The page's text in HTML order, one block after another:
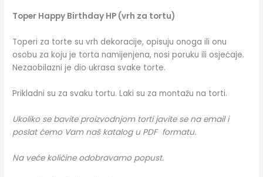
Toper Happy Birthday HP (vrh za tortu)
Toperi za torte su vrh dekoracije, opisuju onoga ili onu
osobu za koju je torta namijenjena, nosi poruku ili osjećaje.
Nezaobilazni je dio ukrasa svake torte.
Prikladni su za svaku tortu. Laki su za montažu na torti.
Ukoliko se bavite proizvodnjom torti javite se na email i
poslat ćemo Vam naš katalog u PDF formatu.
Na veće količine odobravamo popust.